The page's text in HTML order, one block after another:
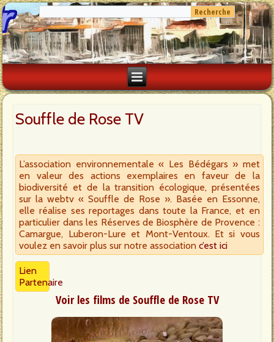
Souffle de Rose TV
L’association environnementale « Les Bédégars » met
en valeur des actions exemplaires en faveur de la
biodiversité et de la transition écologique, présentées
sur la webtv « Souffle de Rose ». Basée en Essonne,
elle réalise ses reportages dans toute la France, et en
particulier dans les Réserves de Biosphère de Provence :
Camargue, Luberon-Lure et Mont-Ventoux. Et si vous
voulez en savoir plus sur notre associationc’est ici
Lien
Partenaire
Voir les films de Souffle de Rose TV